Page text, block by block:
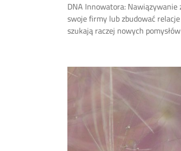
DNA Innowatora: Nawiązywanie
swoje firmy lub zbudować
szukają raczej nowych